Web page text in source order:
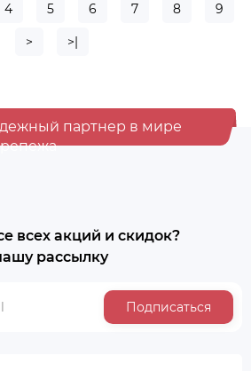
4 5 6 7 8 9
> >|
партнер в мире
всех акций и скидок?
рассылку
Подписаться